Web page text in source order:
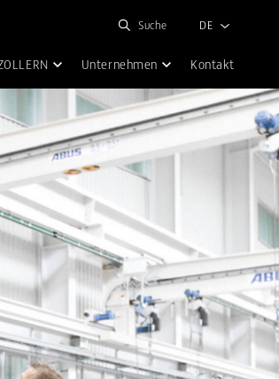
Suche
Unternehmen Kontakt
DE